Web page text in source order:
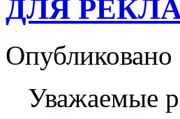
ДЛЯ
Уважаемые